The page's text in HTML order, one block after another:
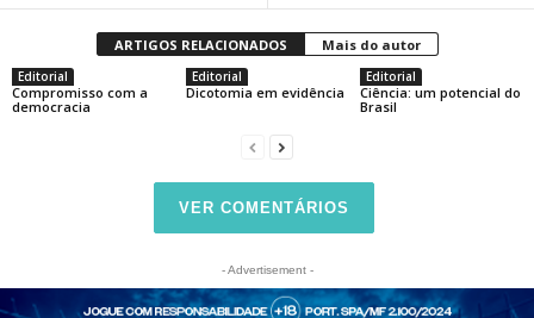
ARTIGOS RELACIONADOS Mais do autor
Editorial
Compromisso com a
democracia
Editorial
Dicotomia em evidência
Editorial
Ciência: um potencial do
Brasil
VER COMENTÁRIOS
- Advertisement -